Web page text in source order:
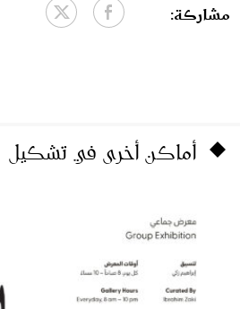
مشاركة:
أماكن أخرى في تشكيل